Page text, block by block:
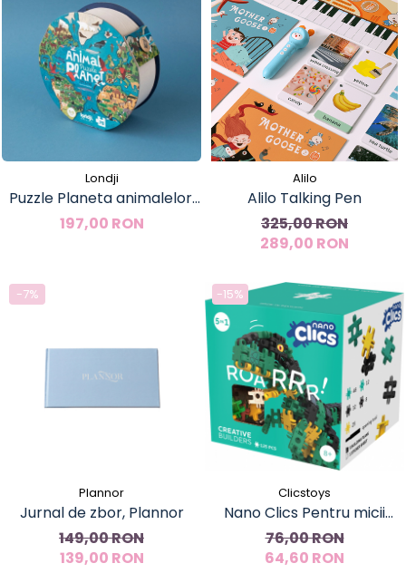
Londji
Puzzle Planeta animalelor,
Londji
197,00 RON
Alilo
Alilo Talking Pen
325,00 RON
289,00 RON
-7%
Plannor
Jurnal de zbor, Plannor
149,00 RON
139,00 RON
-15%
Clicstoys
Nano Clics Pentru micii
constructori creativi,
Clicformers
76,00 RON
64,60 RON